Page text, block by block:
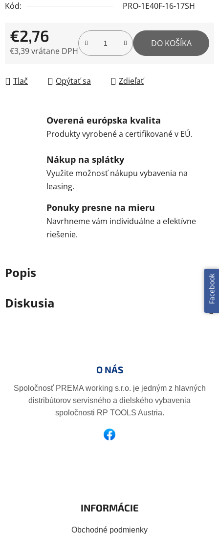
Kód: PRO-1E40F-16-17SH
€2,76
€3,39 vrátane DPH
DO KOŠÍKA
Tlač Opýtať sa Zdieľať
Overená európska kvalita
Produkty vyrobené a certifikované v EÚ.
Nákup na splátky
Využite možnosť nákupu vybavenia na
leasing.
Ponuky presne na mieru
Navrhneme vám individuálne a efektívne
riešenie.
Popis
Diskusia
O NÁS
Spoločnosť PREMA working s.r.o. je jedným z hlavných
distribútorov servisného a dielského vybavenia
spoločnosti RP TOOLS Austria.
INFORMÁCIE
Obchodné podmienky
Facebook